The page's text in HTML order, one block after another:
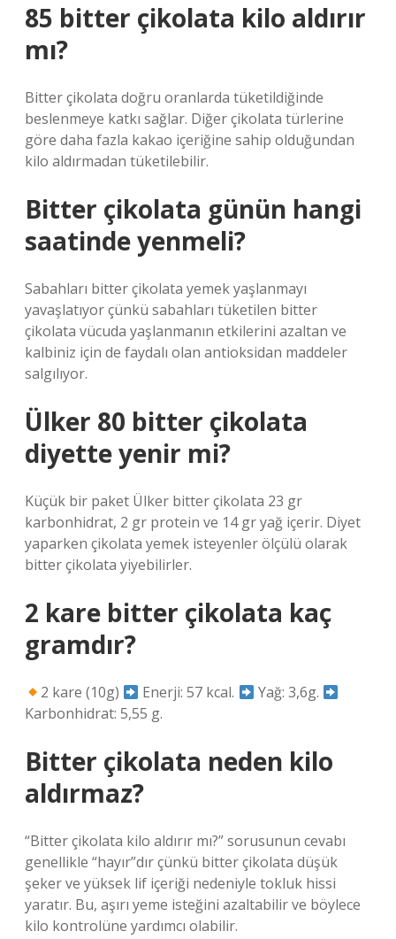
85 bitter çikolata kilo aldırır
mı?
Bitter çikolata doğru oranlarda tüketildiğinde
beslenmeye katkı sağlar. Diğer çikolata türlerine
göre daha fazla kakao içeriğine sahip olduğundan
kilo aldırmadan tüketilebilir.
Bitter çikolata günün hangi
saatinde yenmeli?
Sabahları bitter çikolata yemek yaşlanmayı
yavaşlatıyor çünkü sabahları tüketilen bitter
çikolata vücuda yaşlanmanın etkilerini azaltan ve
kalbiniz için de faydalı olan antioksidan maddeler
salgılıyor.
Ülker 80 bitter çikolata
diyette yenir mi?
Küçük bir paket Ülker bitter çikolata 23 gr
karbonhidrat, 2 gr protein ve 14 gr yağ içerir. Diyet
yaparken çikolata yemek isteyenler ölçülü olarak
bitter çikolata yiyebilirler.
2 kare bitter çikolata kaç
gramdır?
2 kare (10g) Enerji: 57 kcal.
Yağ: 3,6g.
Karbonhidrat: 5,55 g.
Bitter çikolata neden kilo
aldırmaz?
“Bitter çikolata kilo aldırır mı?” sorusunun cevabı
genellikle “hayır”dır çünkü bitter çikolata düşük
şeker ve yüksek lif içeriği nedeniyle tokluk hissi
yaratır. Bu, aşırı yeme isteğini azaltabilir ve böylece
kilo kontrolüne yardımcı olabilir.